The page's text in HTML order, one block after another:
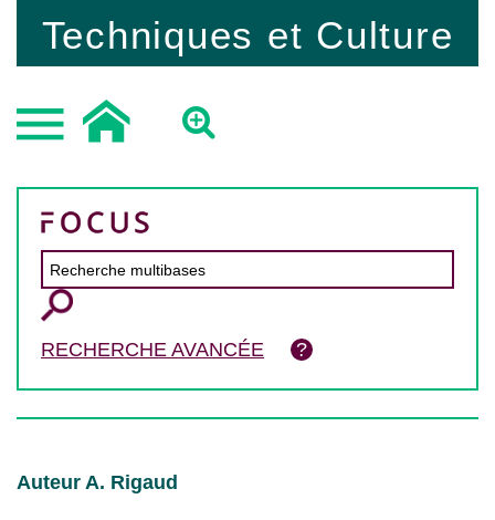
Techniques et Culture
RECHERCHE AVANCÉE
Auteur A. Rigaud